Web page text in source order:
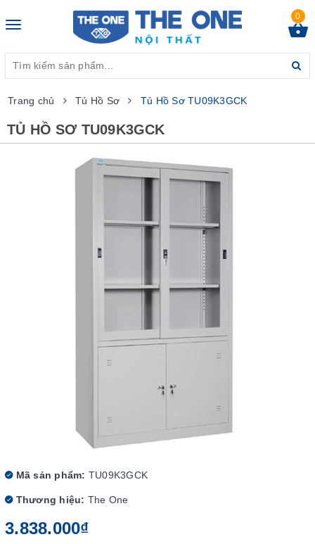
Toggle
0
Trang chủ Tủ Hồ Sơ Tủ Hồ Sơ TU09K3GCK
TỦ HỒ SƠ TU09K3GCK
Mã sản phẩm: TU09K3GCK
Thương hiệu: The One
3.838.000₫